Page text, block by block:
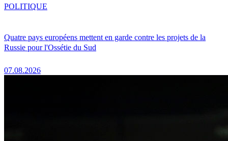
Quatre pays européens mettent en garde contre les projets de la
Russie pour l'Ossétie du Sud
07.08.2026
POLITIQUE